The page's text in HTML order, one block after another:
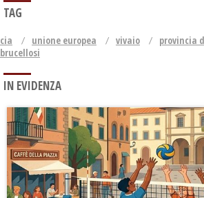
TAG
cia unione europea vivaio provincia
brucellosi
IN EVIDENZA